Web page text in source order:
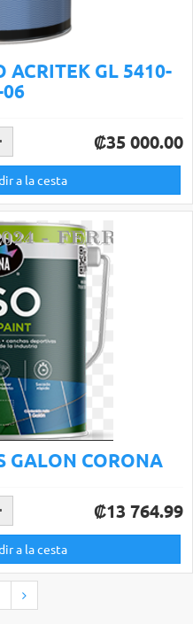
ACRITEK GL 5410-
₡35 000.00
a la cesta
GALON CORONA
₡13 764.99
a la cesta